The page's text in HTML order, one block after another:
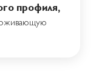
профиля,